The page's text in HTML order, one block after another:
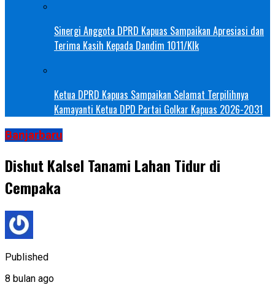
Sinergi Anggota DPRD Kapuas Sampaikan Apresiasi dan
Terima Kasih Kepada Dandim 1011/Klk
Ketua DPRD Kapuas Sampaikan Selamat Terpilihnya
Kamayanti Ketua DPD Partai Golkar Kapuas 2026-2031
Banjarbaru
Dishut Kalsel Tanami Lahan Tidur di
Cempaka
Published
8 bulan ago